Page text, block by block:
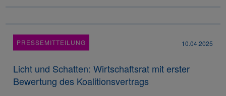
PRESSEMITTEILUNG 10.04.2025
Licht und Schatten: Wirtschaftsrat mit erster
Bewertung des Koalitionsvertrags